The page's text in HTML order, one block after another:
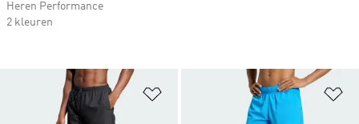
Op verlanglijst zetten
Heren Performance
2 kleuren